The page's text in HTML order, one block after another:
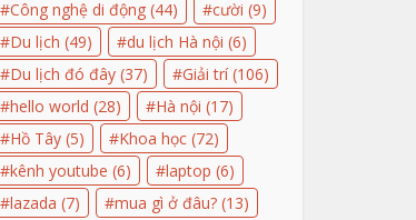
Công nghệ di động (44) cười (9)
Du lịch (49) du lịch Hà nội (6)
Du lịch đó đây (37) Giải trí(106)
hello world (28) Hà nội (17)
Hồ Tây (5) Khoa học (72)
kênh youtube (6) laptop (6)
lazada (7) mua gì ở đâu? (13)